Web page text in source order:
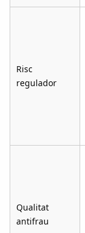
Risc
regulador
Qualitat
antifrau